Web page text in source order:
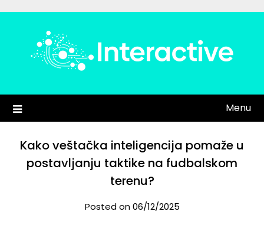
Menu
Kako veštačka inteligencija pomaže u
postavljanju taktike na fudbalskom
terenu?
Posted on 06/12/2025